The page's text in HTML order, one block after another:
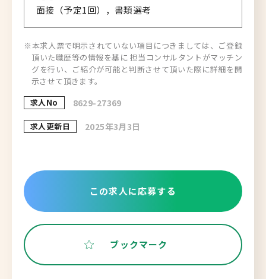
面接（予定1回），書類選考
※本求人票で明示されていない項目につきましては、ご登録
頂いた職歴等の情報を基に 担当コンサルタントがマッチン
グを行い、ご紹介が可能と判断させて頂いた際に詳細を開
示させて頂きます。
求人No
8629-27369
求人更新日 2025年3月3日
この求人に応募する
ブックマーク